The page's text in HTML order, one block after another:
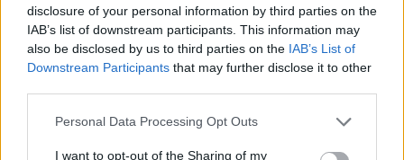
disclosure of your personal information by third parties on the
IAB’s list of downstream participants. This information may
also be disclosed by us to third parties on the IAB’s List of
Downstream Participants that may further disclose it to other
Personal Data Processing Opt Outs
I want to opt-out of the Sharing of my
Δοκιμάζουμε το οικογενειακό
ηλεκτρικό Omoda 5